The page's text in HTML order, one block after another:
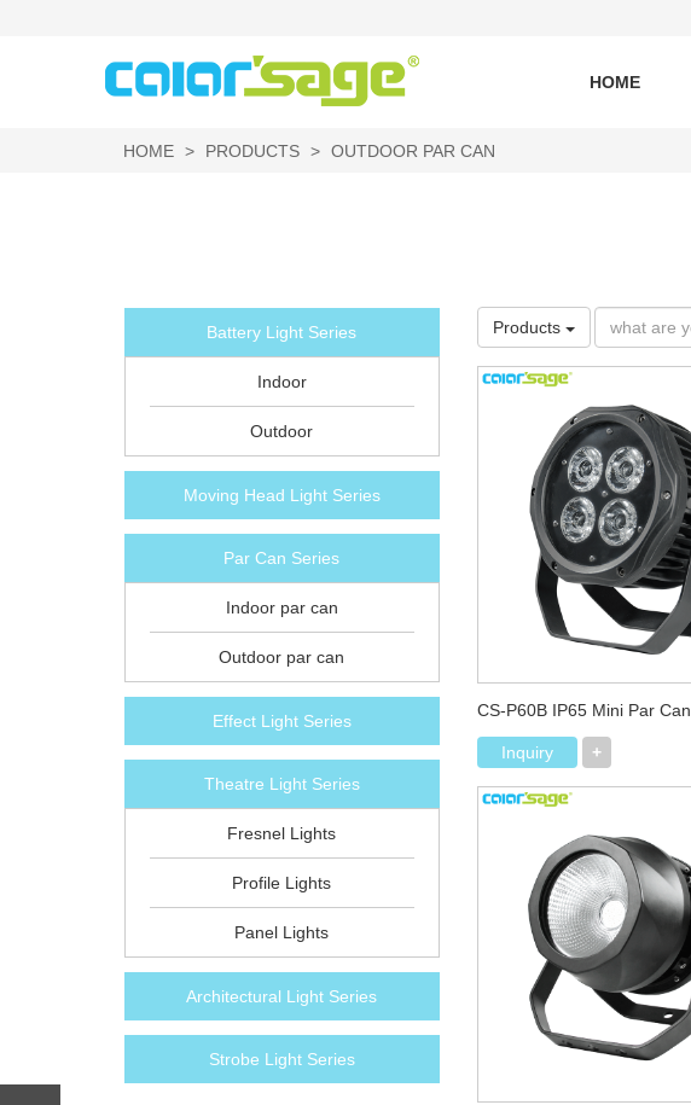
HOME
HOME PRODUCTS OUTDOOR PAR CAN
Battery Light Series
Indoor
Outdoor
Moving Head Light Series
Par Can Series
Indoor par can
Outdoor par can
Effect Light Series
Theatre Light Series
Fresnel Lights
Profile Lights
Panel Lights
Architectural Light Series
Strobe Light Series
Products
CS-P60B IP65 Mini Par Can
Inquiry +